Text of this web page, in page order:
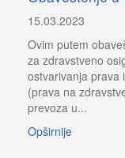
15.03.2023
Ovim putem
za zdravstveno
ostvarivanja prava
(prava na
prevoza u...
Opširnije